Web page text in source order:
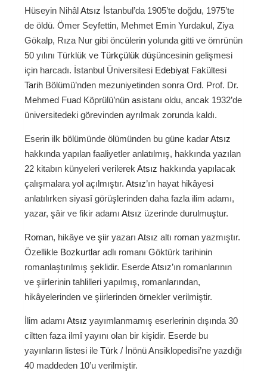
Hüseyin NihâlAtsız İstanbul’da 1905’te doğdu, 1975’te
de öldü. Ömer Seyfettin, Mehmet Emin Yurdakul, Ziya
Gökalp, Rıza Nur gibi öncülerin yolunda gitti ve ömrünün
50 yılını Türklük ve Türkçülük düşüncesinin gelişmesi
için harcadı. İstanbul Üniversitesi Edebiyat Fakültesi
Tarih Bölümü’nden mezuniyetinden sonra Ord. Prof. Dr.
Mehmed Fuad Köprülü’nün asistanı oldu, ancak 1932’de
üniversitedeki görevinden ayrılmak zorunda kaldı.
Eserin ilk bölümünde ölümünden bu güne kadarAtsız
hakkında yapılan faaliyetler anlatılmış, hakkında yazılan
22 kitabın künyeleri verilerek Atsız hakkında yapılacak
çalışmalara yol açılmıştır. Atsız’ın hayat hikâyesi
anlatılırken siyasî görüşlerinden daha fazla ilim adamı,
yazar, şâir ve fikir adamı Atsız üzerinde durulmuştur.
Roman, hikâye ve şiir yazarı Atsız altı roman yazmıştır.
Özellikle Bozkurtlar adlı romanı Göktürk tarihinin
romanlaştırılmış şeklidir. EserdeAtsız’ın romanlarının
ve şiirlerinin tahlilleri yapılmış, romanlarından,
hikâyelerinden ve şiirlerinden örnekler verilmiştir.
İlim adamı Atsız yayımlanmamış eserlerinin dışında 30
ciltten faza ilmî yayını olan bir kişidir. Eserde bu
yayınların listesi ile Türk / İnönü Ansiklopedisi’ne yazdığı
40 maddeden 10’u verilmiştir.